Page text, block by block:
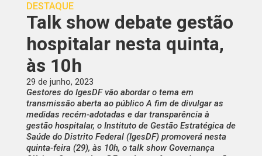
DESTAQUE
Talk show debate gestão
hospitalar nesta quinta,
às 10h
29 de junho, 2023
Gestores do IgesDF vão abordar o tema em
transmissão aberta ao público A fim de divulgar as
medidas recém-adotadas e dar transparência à
gestão hospitalar, o Instituto de Gestão Estratégica de
Saúde do Distrito Federal (IgesDF) promoverá nesta
quinta-feira (29), às 10h, o talk show Governança